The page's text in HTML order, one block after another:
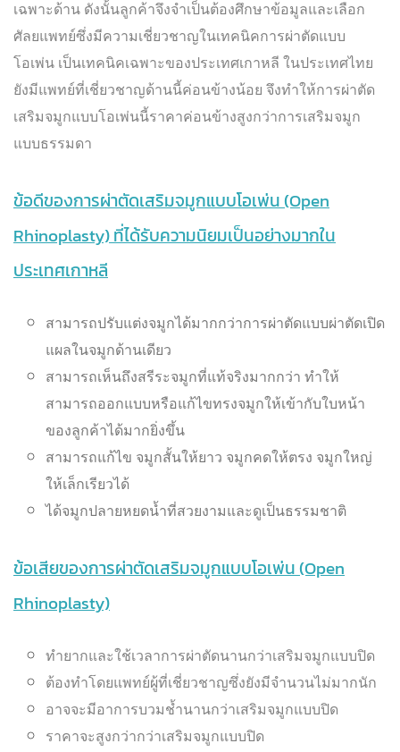
เฉพาะด้าน ดังนั้นลูกค้าจึงจำเป็นต้องศึกษาข้อมูลและเลือก
ศัลยแพทย์ซึ่งมีความเชี่ยวชาญในเทคนิคการผ่าตัดแบบ
โอเพ่น เป็นเทคนิคเฉพาะของประเทศเกาหลี ในประเทศไทย
ยังมีแพทย์ที่เชี่ยวชาญด้านนี้ค่อนข้างน้อย จึงทำให้การผ่าตัด
เสริมจมูกแบบโอเพ่นนี้ราคาค่อนข้างสูงกว่าการเสริมจมูก
แบบธรรมดา
ข้อดีของการผ่าตัดเสริมจมูกแบบโอเพ่น (Open
Rhinoplasty) ที่ได้รับความนิยมเป็นอย่างมากใน
ประเทศเกาหลี
สามารถปรับแต่งจมูกได้มากกว่าการผ่าตัดแบบผ่าตัดเปิด
แผลในจมูกด้านเดียว
สามารถเห็นถึงสรีระจมูกที่แท้จริงมากกว่า ทำให้
สามารถออกแบบหรือแก้ไขทรงจมูกให้เข้ากับใบหน้า
ของลูกค้าได้มากยิ่งขึ้น
สามารถแก้ไข จมูกสั้นให้ยาว จมูกคดให้ตรง จมูกใหญ่
ให้เล็กเรียวได้
ได้จมูกปลายหยดน้ำที่สวยงามและดูเป็นธรรมชาติ
ข้อเสียของการผ่าตัดเสริมจมูกแบบโอเพ่น (Open
Rhinoplasty)
ทำยากและใช้เวลาการผ่าตัดนานกว่าเสริมจมูกแบบปิด
ต้องทำโดยแพทย์ผู้ที่เชี่ยวชาญซึ่งยังมีจำนวนไม่มากนัก
อาจจะมีอาการบวมช้ำนานกว่าเสริมจมูกแบบปิด
ราคาจะสูงกว่ากว่าเสริมจมูกแบบปิด